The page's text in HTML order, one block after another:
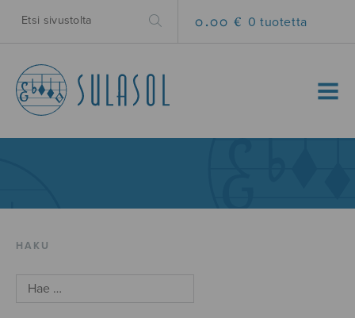
0.00 € 0 tuotetta
MENU
HAKU